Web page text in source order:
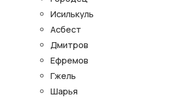
Исилькуль
Асбест
Дмитров
Ефремов
Гжель
Шарья